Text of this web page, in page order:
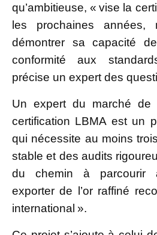
qu’ambitieuse, « vise la
les prochaines années,
démontrer sa capacité
conformité aux
précise un expert des
Un expert du marché de
certification LBMA est un
qui nécessite au moins
stable et des audits
du chemin à parcourir
exporter de l’or raffiné
international ».